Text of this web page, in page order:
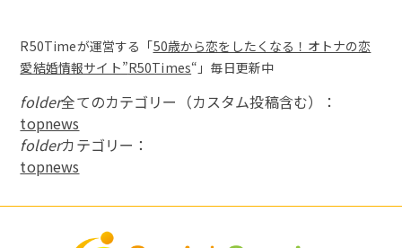
R50Timeが運営する「50歳から恋をしたくなる！オトナの恋
愛結婚情報サイト”R50Times“」毎日更新中
folder全てのカテゴリー（カスタム投稿含む）：
topnews
folderカテゴリー：
topnews